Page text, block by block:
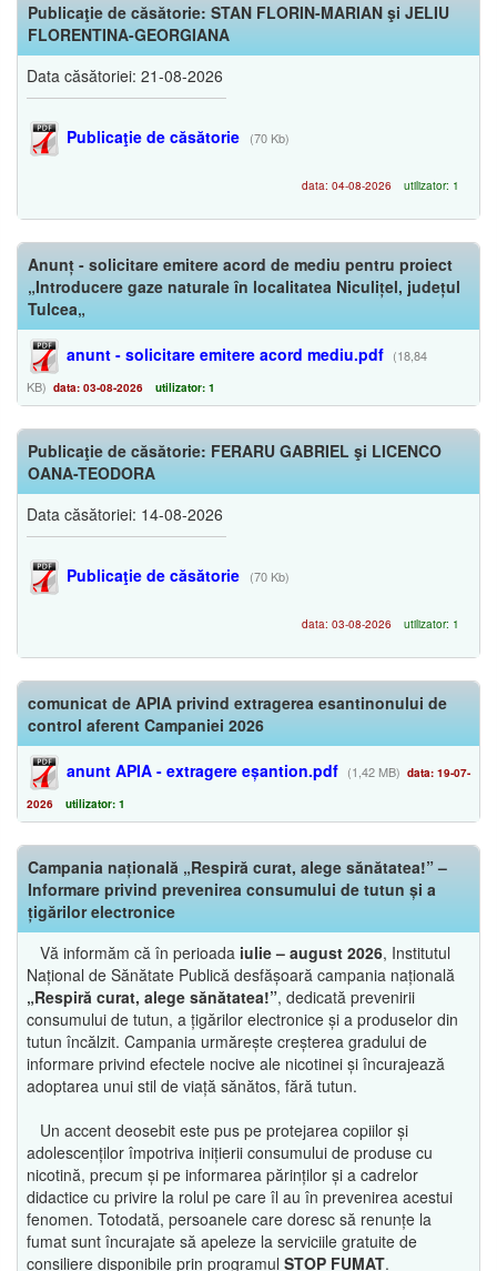
Publicaţie de căsătorie: STAN FLORIN-MARIAN şi JELIU
FLORENTINA-GEORGIANA
Data căsătoriei: 21-08-2026
Publicaţie de căsătorie (70 Kb)
data: 04-08-2026 utilizator: 1
Anunț - solicitare emitere acord de mediu pentru proiect
„Introducere gaze naturale în localitatea Niculițel, județul
Tulcea„
anunt - solicitare emitere acord mediu.pdf (18,84
KB) data: 03-08-2026 utilizator: 1
Publicaţie de căsătorie: FERARU GABRIEL şi LICENCO
OANA-TEODORA
Data căsătoriei: 14-08-2026
Publicaţie de căsătorie (70 Kb)
data: 03-08-2026 utilizator: 1
comunicat de APIA privind extragerea esantinonului de
control aferent Campaniei 2026
anunt APIA - extragere eșantion.pdf (1,42 MB) data: 19-07-
2026 utilizator: 1
Campania națională „Respiră curat, alege sănătatea!” –
Informare privind prevenirea consumului de tutun și a
țigărilor electronice
Vă informăm că în perioada iulie – august 2026, Institutul
Național de Sănătate Publică desfășoară campania națională
„Respiră curat, alege sănătatea!”, dedicată prevenirii
consumului de tutun, a țigărilor electronice și a produselor din
tutun încălzit. Campania urmărește creșterea gradului de
informare privind efectele nocive ale nicotinei și încurajează
adoptarea unui stil de viață sănătos, fără tutun.
Un accent deosebit este pus pe protejarea copiilor și
adolescenților împotriva inițierii consumului de produse cu
nicotină, precum și pe informarea părinților și a cadrelor
didactice cu privire la rolul pe care îl au în prevenirea acestui
fenomen. Totodată, persoanele care doresc să renunțe la
fumat sunt încurajate să apeleze la serviciile gratuite de
consiliere disponibile prin programul STOP FUMAT.